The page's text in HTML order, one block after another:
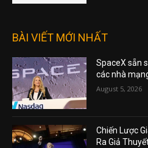
BÀI VIẾT MỚI NHẤT
SpaceX sẵn
các nhà
August 5, 2026
Chiến Lược
Ra Giả